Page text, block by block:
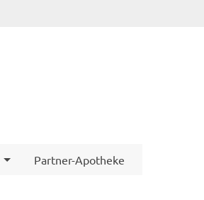
Partner-Apotheke